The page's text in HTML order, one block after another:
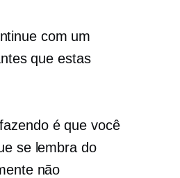
com um
que estas
é que você
se lembra do
não